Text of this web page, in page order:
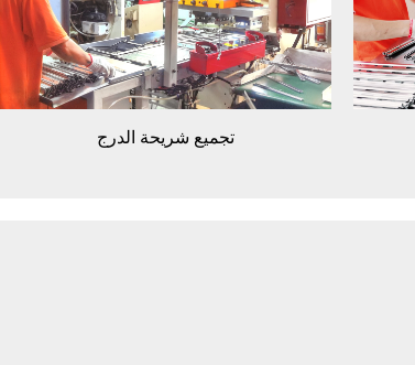
تجميع شريحة الدرج